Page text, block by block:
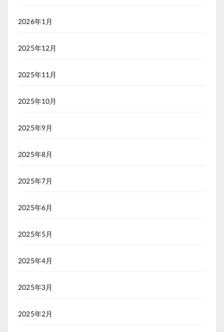
2026年1月
2025年12月
2025年11月
2025年10月
2025年9月
2025年8月
2025年7月
2025年6月
2025年5月
2025年4月
2025年3月
2025年2月